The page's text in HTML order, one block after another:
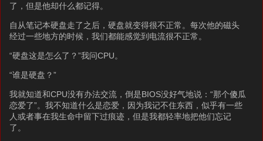
了，但是他却什么都记得。
自从笔记本硬盘走了之后，硬盘就变得很不正常。每次他的磁头
经过一些地方的时候，我们都能感觉到电流很不正常。
“硬盘这是怎么了？”我问CPU。
“谁是硬盘？”
我就知道和CPU没有办法交流，倒是BIOS没好气地说：“那个傻瓜
恋爱了”。我不知道什么是恋爱，因为我记不住东西，似乎有一些
人或者事在我生命中留下过痕迹，但是我都轻率地把他们忘记
了。